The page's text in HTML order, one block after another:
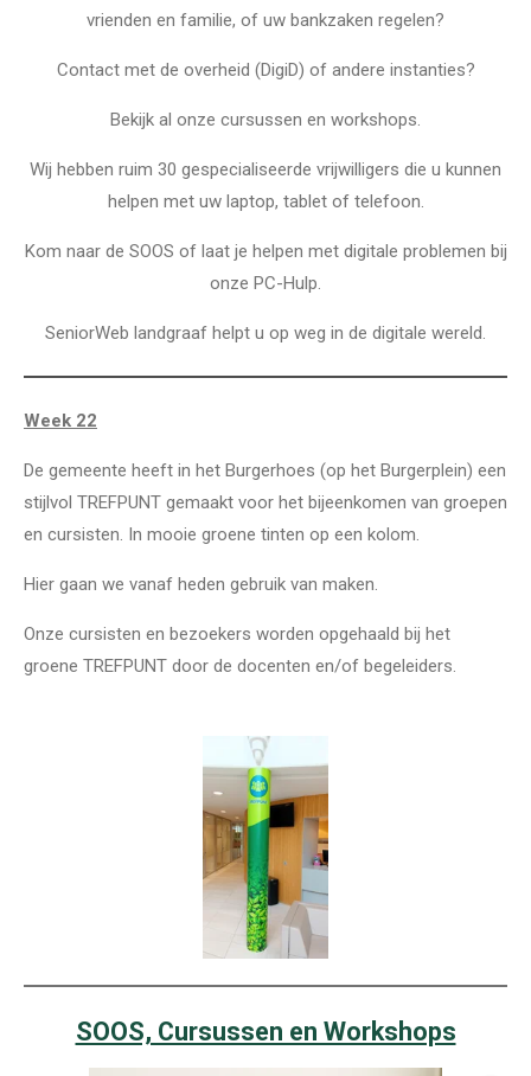
vrienden en familie, of uw bankzaken regelen?
Contact met de overheid (DigiD) of andere instanties?
Bekijk al onze cursussen en workshops.
Wij hebben ruim 30 gespecialiseerde vrijwilligers die u kunnen
helpen met uw laptop, tablet of telefoon.
Kom naar de SOOS of laat je helpen met digitale problemen bij
onze PC-Hulp.
SeniorWeb landgraaf helpt u op weg in de digitale wereld.
Week 22
De gemeente heeft in het Burgerhoes (op het Burgerplein) een
stijlvol TREFPUNT gemaakt voor het bijeenkomen van groepen
en cursisten. In mooie groene tinten op een kolom.
Hier gaan we vanaf heden gebruik van maken.
Onze cursisten en bezoekers worden opgehaald bij het
groene TREFPUNT door de docenten en/of begeleiders.
SOOS, Cursussen en Workshops